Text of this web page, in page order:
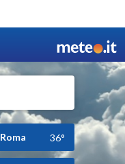
Roma 36°